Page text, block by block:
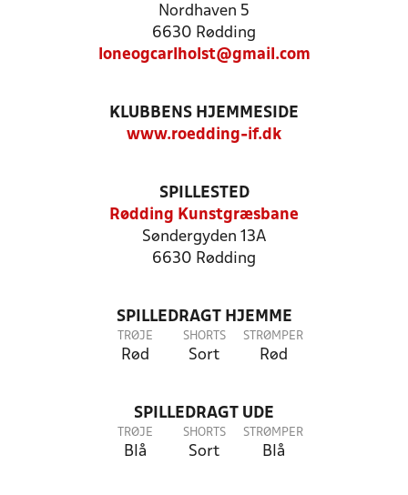
Nordhaven 5
6630 Rødding
loneogcarlholst@gmail.com
KLUBBENS HJEMMESIDE
www.roedding-if.dk
SPILLESTED
Rødding Kunstgræsbane
Søndergyden 13A
6630 Rødding
SPILLEDRAGT HJEMME
TRØJE
Rød
SHORTS
Sort
STRØMPER
Rød
SPILLEDRAGT UDE
TRØJE
Blå
SHORTS
Sort
STRØMPER
Blå